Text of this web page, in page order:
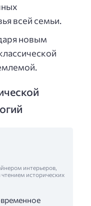
всей семьи.
новым
интерьеров,
исторических